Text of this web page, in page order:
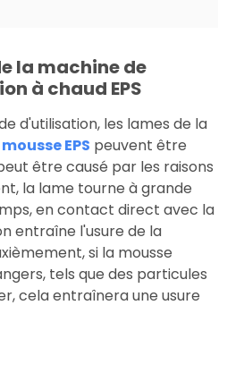
la machine de
à chaud EPS
d'utilisation, les lames de la
EPS peuvent être
être causé par les raisons
la lame tourne à grande
en contact direct avec la
entraîne l'usure de la
si la mousse
tels que des particules
cela entraînera une usure